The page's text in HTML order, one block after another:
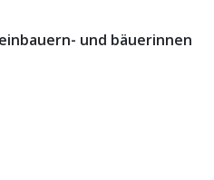
und bäuerinnen